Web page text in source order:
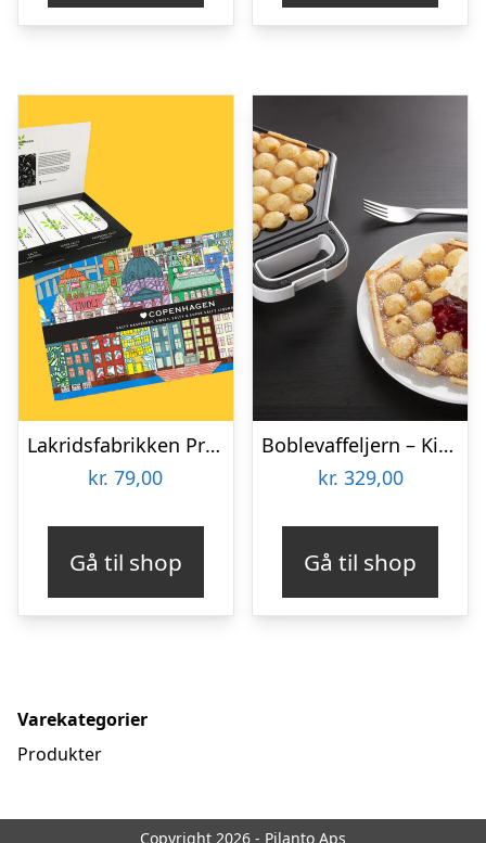
Lakridsfabrikken Premiumlakrids – Copenhagen
kr. 79,00
Gå til shop
Boblevaffeljern – KitchPro
kr. 329,00
Gå til shop
Varekategorier
Produkter
Copyright 2026 - Pilanto Aps